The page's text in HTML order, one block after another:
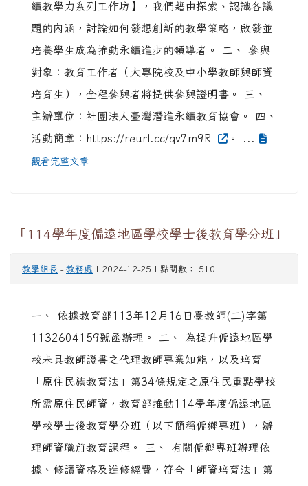
續教學力系列工作坊】，我們藉由探索、認識各議
題的內涵，討論如何發想創新的教學策略，啟發並
培養學生成為推動永續進步的領導者。 二、 參與
對象：教育工作者（大專院校及中小學教師與師資
培育生），全程參與者將提供參與證明書。 三、
主辦單位：社團法人臺灣潛進永續教育協會。 四、
活動簡章：https://reurl.cc/qv7m9R
。 ...
觀看完整文章
「114學年度偏遠地區學校學士後教育學分班」
教學組長 - 教務處 | 2024-12-25 | 點閱數： 510
一、 依據教育部113年12月16日臺教師(二)字第
1132604159號函辦理。 二、 為提升偏遠地區學
校未具教師證書之代理教師專業知能，以及培育
「原住民族教育法」第34條規定之原住民重點學校
所需原住民師資，教育部推動114學年度偏遠地區
學校學士後教育學分班（以下簡稱偏鄉專班），辦
理師資職前教育課程。 三、 有關偏鄉專班辦理依
據、修讀資格及進修經費，符合「師資培育法」第